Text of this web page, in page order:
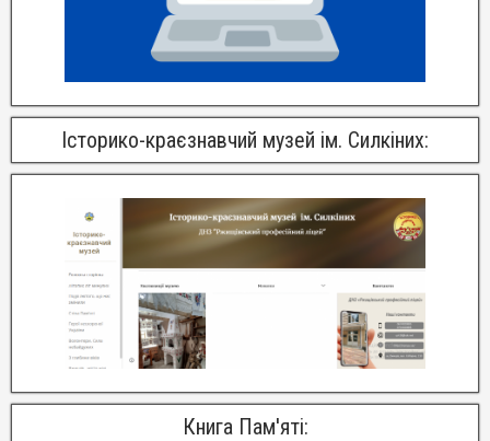
Історико-краєзнавчий музей ім. Силкіних:
Книга Пам'яті: